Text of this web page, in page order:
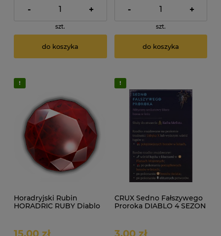
- +
szt.
do koszyka
- +
szt.
do koszyka
Horadryjski Rubin
HORADRIC RUBY Diablo
15,00 zł
CRUX Sedno Fałszywego
Proroka DIABLO 4 SEZON
3,00 zł